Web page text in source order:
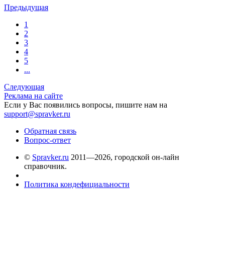
Предыдущая
1
2
3
4
5
...
Следующая
Реклама на сайте
Если у Вас появились вопросы, пишите нам на
support@spravker.ru
Обратная связь
Вопрос-ответ
© Spravker.ru 2011—2026, городской он-лайн
справочник.
Политика кондефициальности